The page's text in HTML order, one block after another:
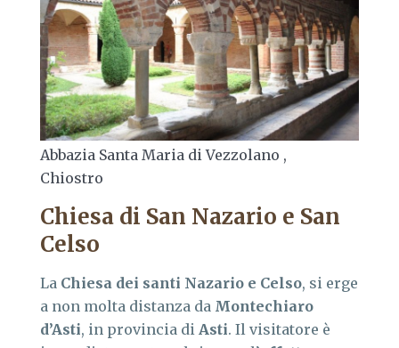
Abbazia Santa Maria di Vezzolano ,
Chiostro
Chiesa di San Nazario e San
Celso
La Chiesa dei santi Nazario e Celso, si erge
a non molta distanza da Montechiaro
d’Asti, in provincia di Asti. Il visitatore è